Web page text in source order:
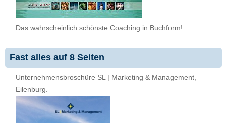
Das wahrscheinlich schönste Coaching in Buchform!
Fast alles auf 8 Seiten
Unternehmensbroschüre SL | Marketing & Management,
Eilenburg.